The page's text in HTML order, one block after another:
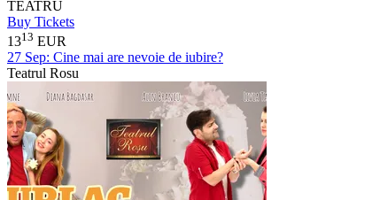
TEATRU
Buy Tickets
1313 EUR
27 Sep: Cine mai are nevoie de iubire?
Teatrul Rosu